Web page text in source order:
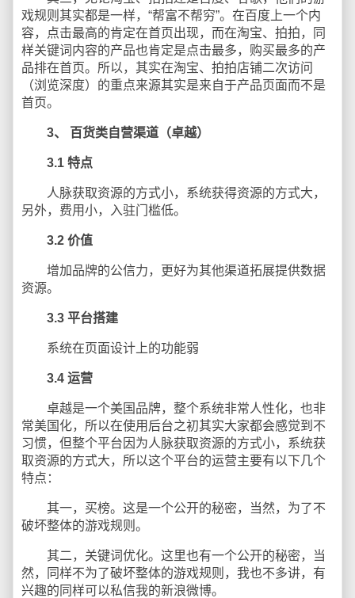
戏规则其实都是一样，“帮富不帮穷”。在百度上一个内
容，点击最高的肯定在首页出现，而在淘宝、拍拍，同
样关键词内容的产品也肯定是点击最多，购买最多的产
品排在首页。所以，其实在淘宝、拍拍店铺二次访问
（浏览深度）的重点来源其实是来自于产品页面而不是
首页。
3、 百货类自营渠道（卓越）
3.1 特点
人脉获取资源的方式小，系统获得资源的方式大，
另外，费用小，入驻门槛低。
3.2 价值
增加品牌的公信力，更好为其他渠道拓展提供数据
资源。
3.3 平台搭建
系统在页面设计上的功能弱
3.4 运营
卓越是一个美国品牌，整个系统非常人性化，也非
常美国化，所以在使用后台之初其实大家都会感觉到不
习惯，但整个平台因为人脉获取资源的方式小，系统获
取资源的方式大，所以这个平台的运营主要有以下几个
特点：
其一，买榜。这是一个公开的秘密，当然，为了不
破坏整体的游戏规则。
其二，关键词优化。这里也有一个公开的秘密，当
然，同样不为了破坏整体的游戏规则，我也不多讲，有
兴趣的同样可以私信我的新浪微博。